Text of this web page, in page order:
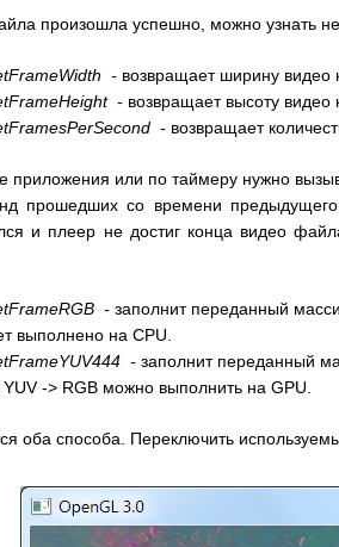
произошла успешно, можно узнать
- возвращает ширину видео
- возвращает высоту видео
- возвращает
приложения или по таймеру нужно
прошедших со времени
и плеер не достиг конца видео
- заполнит переданный
выполнено на CPU.
- заполнит переданный
-> RGB можно выполнить на GPU.
оба способа. Переключить